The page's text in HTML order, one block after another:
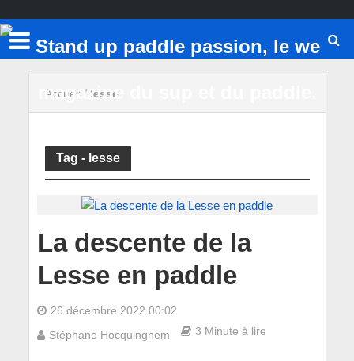
Accueil/ lesse
Tag - lesse
La descente de la
Lesse en paddle
26 décembre 2022 00:02
Stéphane Hocquinghem
3 Minute à lire